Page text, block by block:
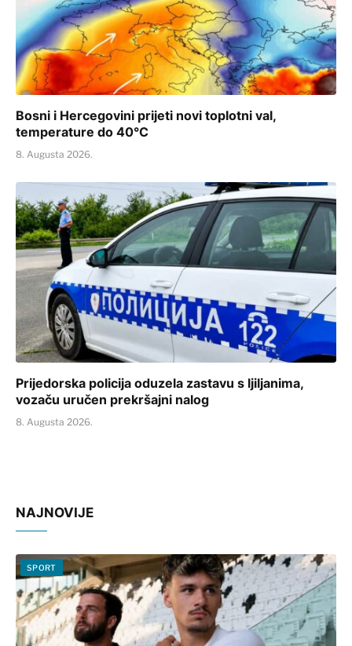
Bosni i Hercegovini prijeti novi toplotni val,
temperature do 40°C
8. Augusta 2026.
Prijedorska policija oduzela zastavu s ljiljanima,
vozaču uručen prekršajni nalog
8. Augusta 2026.
NAJNOVIJE
SPORT